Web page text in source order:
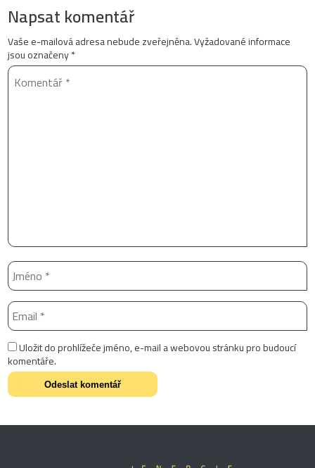
Napsat komentář
Vaše e-mailová adresa nebude zveřejněna.Vyžadované informace
jsou označeny*
Uložit do prohlížeče jméno, e-mail a webovou stránku pro budoucí
komentáře.